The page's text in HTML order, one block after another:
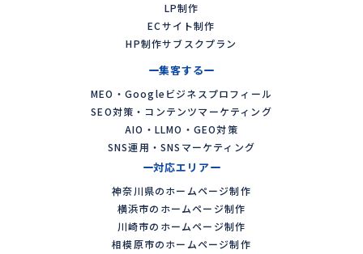
LP制作
ECサイト制作
HP制作サブスクプラン
集客する
MEO・Googleビジネスプロフィール
SEO対策・コンテンツマーケティング
AIO・LLMO・GEO対策
SNS運用・SNSマーケティング
対応エリア
神奈川県のホームページ制作
横浜市のホームページ制作
川崎市のホームページ制作
相模原市のホームページ制作